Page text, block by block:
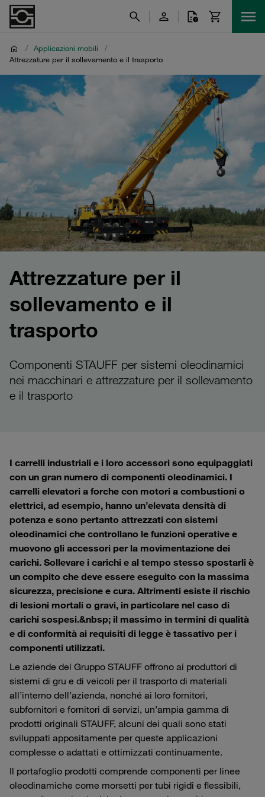
/ Applicazioni mobili
/
Attrezzature per il sollevamento e il trasporto
Attrezzature per il
sollevamento e il
trasporto
Componenti STAUFF per sistemi oleodinamici
nei macchinari e attrezzature per il sollevamento
e il trasporto
I carrelli industriali e i loro accessori sono equipaggiati
con un gran numero di componenti oleodinamici. I
carrelli elevatori a forche con motori a combustioni o
elettrici, ad esempio, hanno un’elevata densità di
potenza e sono pertanto attrezzati con sistemi
oleodinamici che controllano le funzioni operative e
muovono gli accessori per la movimentazione dei
carichi. Sollevare i carichi e al tempo stesso spostarli è
un compito che deve essere eseguito con la massima
sicurezza, precisione e cura. Altrimenti esiste il rischio
di lesioni mortali o gravi, in particolare nel caso di
carichi sospesi.&nbsp; il massimo in termini di qualità
e di conformità ai requisiti di legge è tassativo per i
componenti utilizzati.
Le aziende del Gruppo STAUFF offrono ai produttori di
sistemi di gru e di veicoli per il trasporto di materiali
all’interno dell’azienda, nonché ai loro fornitori,
subfornitori e fornitori di servizi, un’ampia gamma di
prodotti originali STAUFF, alcuni dei quali sono stati
sviluppati appositamente per queste applicazioni
complesse o adattati e ottimizzati continuamente.
Il portafoglio prodotti comprende componenti per linee
oleodinamiche come morsetti per tubi rigidi e flessibili,